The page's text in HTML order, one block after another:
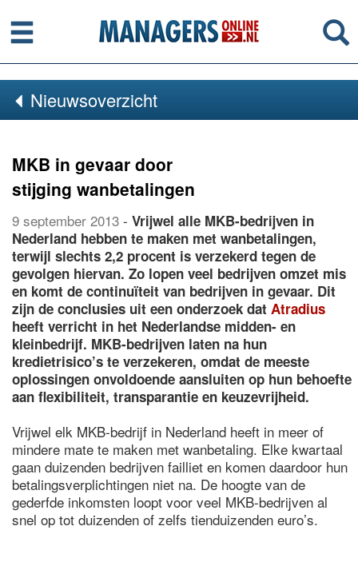
Menu
Nieuwsoverzicht
MKB in gevaar door
stijging wanbetalingen
9 september 2013 - Vrijwel alle MKB-bedrijven in
Nederland hebben te maken met wanbetalingen,
terwijl slechts 2,2 procent is verzekerd tegen de
gevolgen hiervan. Zo lopen veel bedrijven omzet mis
en komt de continuïteit van bedrijven in gevaar. Dit
zijn de conclusies uit een onderzoek dat Atradius
heeft verricht in het Nederlandse midden- en
kleinbedrijf. MKB-bedrijven laten na hun
kredietrisico’s te verzekeren, omdat de meeste
oplossingen onvoldoende aansluiten op hun behoefte
aan flexibiliteit, transparantie en keuzevrijheid.
Vrijwel elk MKB-bedrijf in Nederland heeft in meer of
mindere mate te maken met wanbetaling. Elke kwartaal
gaan duizenden bedrijven failliet en komen daardoor hun
betalingsverplichtingen niet na. De hoogte van de
gederfde inkomsten loopt voor veel MKB-bedrijven al
snel op tot duizenden of zelfs tienduizenden euro’s.